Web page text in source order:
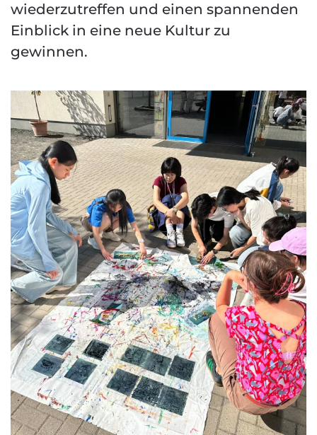
wiederzutreffen und einen spannenden
Einblick in eine neue Kultur zu
gewinnen.